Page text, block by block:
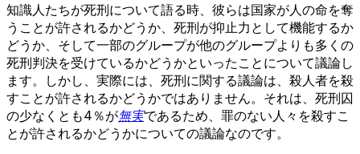
知識人たちが死刑について語る時、彼らは国家が人の命を奪
うことが許されるかどうか、死刑が抑止力として機能するか
どうか、そして一部のグループが他のグループよりも多くの
死刑判決を受けているかどうかといったことについて議論し
ます。しかし、実際には、死刑に関する議論は、殺人者を殺
すことが許されるかどうかではありません。それは、死刑囚
の少なくとも4％が無実であるため、罪のない人々を殺すこ
とが許されるかどうかについての議論なのです。